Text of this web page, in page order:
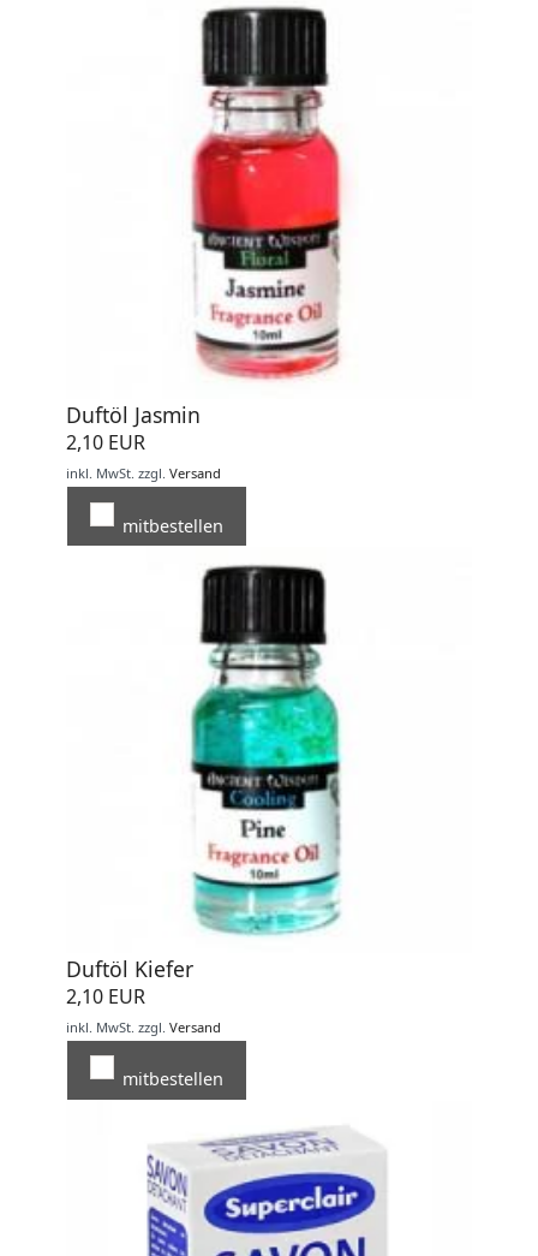
Duftöl Jasmin
2,10 EUR
inkl. MwSt. zzgl. Versand
mitbestellen
Duftöl Kiefer
2,10 EUR
inkl. MwSt. zzgl. Versand
mitbestellen